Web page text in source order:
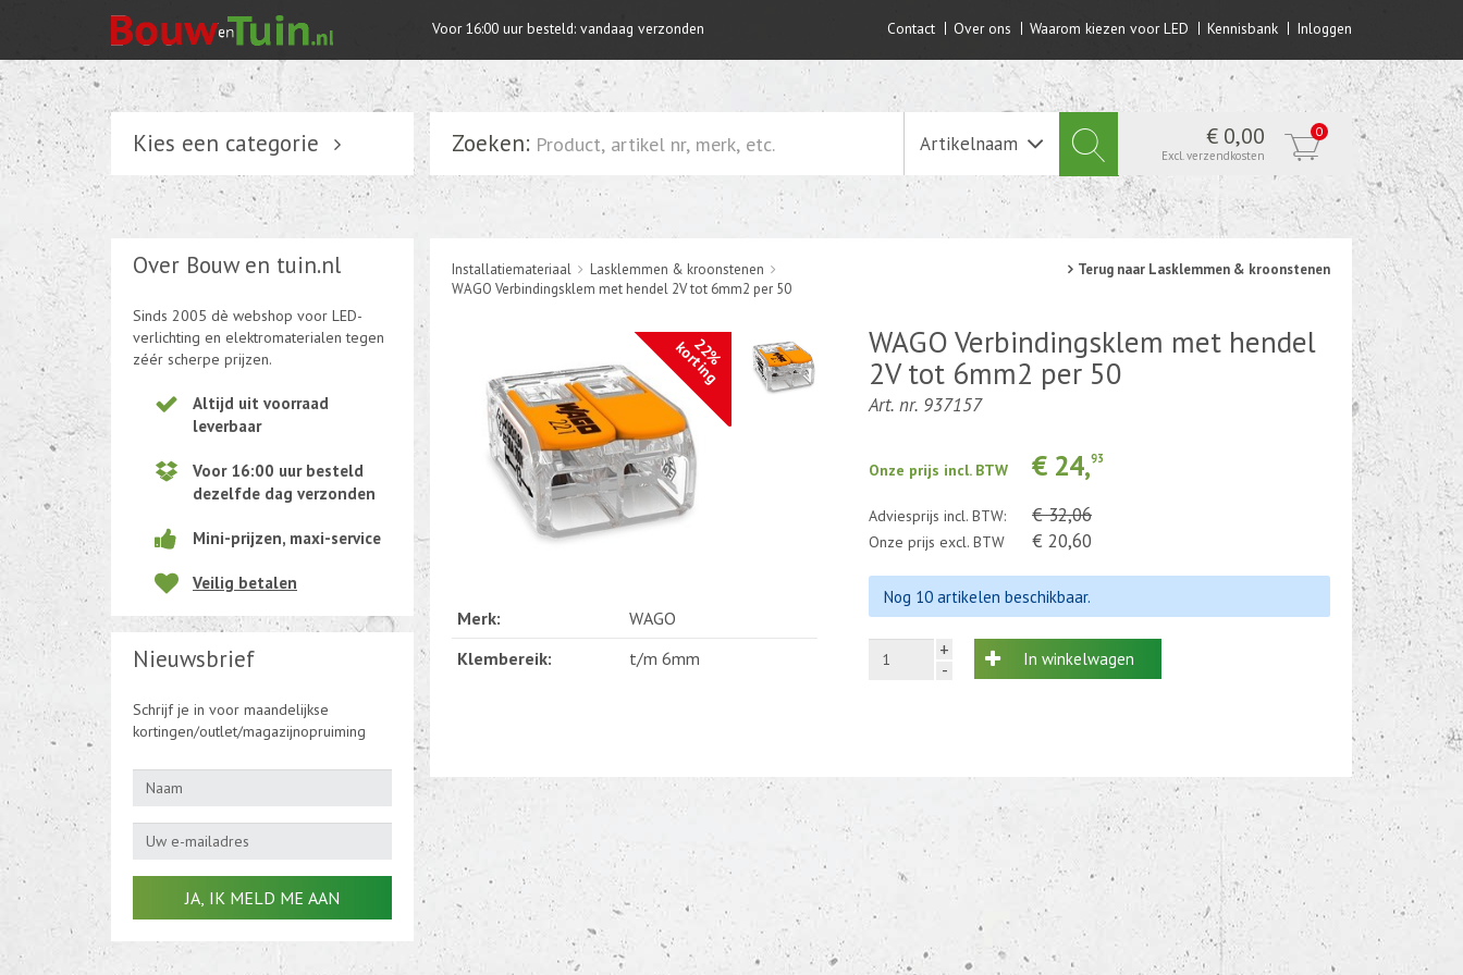
Voor 16:00 uur besteld: vandaag verzonden Contact Over ons Waarom kiezen voor LED Kennisbank Inloggen
Kies een categorie
Verlichting
Schakelmateriaal
Tuin elektriciteit
Kabel en draad
CEE-stekker-contra 380-230V
Beweging-Tijd-Rook Sensors
Outletdeals
Bulkverpakking
Zoeken: Artikelnaam € 0,00
Excl. verzendkosten
0
Installatiemateriaal
Lasklemmen & kroonstenen
WAGO Verbindingsklem met hendel 2V tot 6mm2 per 50
Terug naar Lasklemmen & kroonstenen
22%
korting
Merk:
WAGO
Klembereik:
t/m 6mm
WAGO Verbindingsklem met hendel
2V tot 6mm2 per 50
Art. nr. 937157
Onze prijs incl. BTW € 24,93
Adviesprijs incl. BTW: € 32,06
Onze prijs excl. BTW € 20,60
Nog 10 artikelen beschikbaar.
+
-
In winkelwagen
Over Bouw en tuin.nl
Sinds 2005 dè webshop voor LED-
verlichting en elektromaterialen tegen
zéér scherpe prijzen.
Altijd uit voorraad
leverbaar
Voor 16:00 uur besteld
dezelfde dag verzonden
Mini-prijzen, maxi-service
Veilig betalen
Nieuwsbrief
Schrijf je in voor maandelijkse
kortingen/outlet/magazijnopruiming